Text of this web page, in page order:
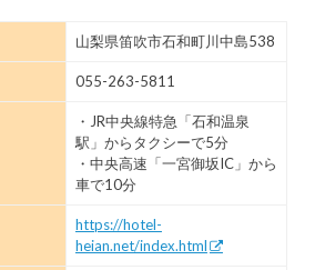
山梨県笛吹市石和町川中島538
055-263-5811
・JR中央線特急「石和温泉
駅」からタクシーで5分
・中央高速「一宮御坂IC」から
車で10分
https://hotel-
heian.net/index.html